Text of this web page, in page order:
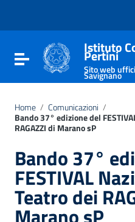
Vai al footer
Attiva / disattiva la
Istituto
Pertini
Sito web
Savignano
Home / Comunicazioni /
Bando 37° edizione del
RAGAZZI di Marano sP
Bando 37°
FESTIVAL
Teatro dei